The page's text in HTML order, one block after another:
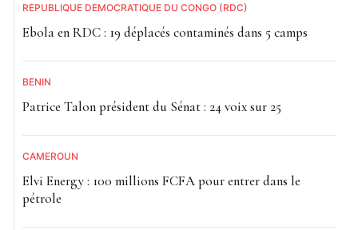
RÉPUBLIQUE DÉMOCRATIQUE DU CONGO (RDC)
Ebola en RDC : 19 déplacés contaminés dans 5 camps
BÉNIN
Patrice Talon président du Sénat : 24 voix sur 25
CAMEROUN
Elvi Energy : 100 millions FCFA pour entrer dans le
pétrole